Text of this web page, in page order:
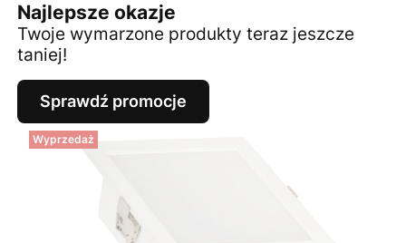
Najlepsze okazje
Twoje wymarzone produkty teraz jeszcze
taniej!
Sprawdź promocje
Wyprzedaż